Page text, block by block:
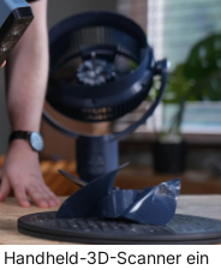
Handheld-3D-Scanner ein